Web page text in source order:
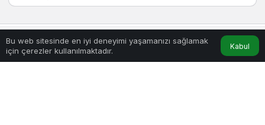
Bu web sitesinde en iyi deneyimi yaşamanızı sağlamak
için çerezler kullanılmaktadır.
Kabul
Anasayfa